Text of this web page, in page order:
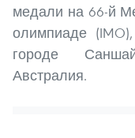
медали на 66-й
олимпиаде
городе
Австралия.